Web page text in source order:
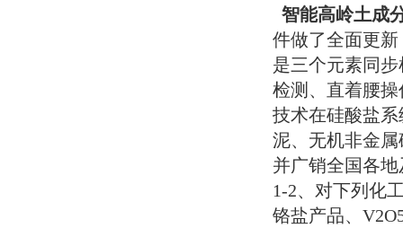
智能高岭土成
件做了全面更
是三个元素同
检测、直着腰
技术在硅酸盐
泥、无机非金
并广销全国各
1-2、对下列化
铬盐产品、